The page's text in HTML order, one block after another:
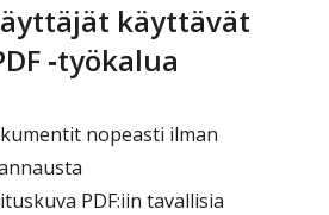
käyttävät
‑työkalua
nopeasti ilman
PDF:iin tavallisia